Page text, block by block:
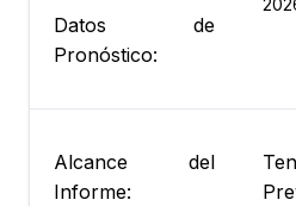
Datos de
Pronóstico:
Alcance del
Informe: